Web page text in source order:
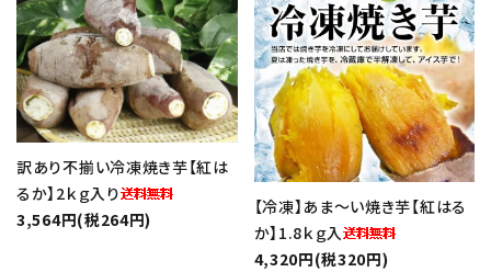
訳あり不揃い冷凍焼き芋【紅は
るか】2ｋｇ入り
3,564円(税264円)
【冷凍】あま～い焼き芋【紅はる
か】1.8ｋｇ入
4,320円(税320円)